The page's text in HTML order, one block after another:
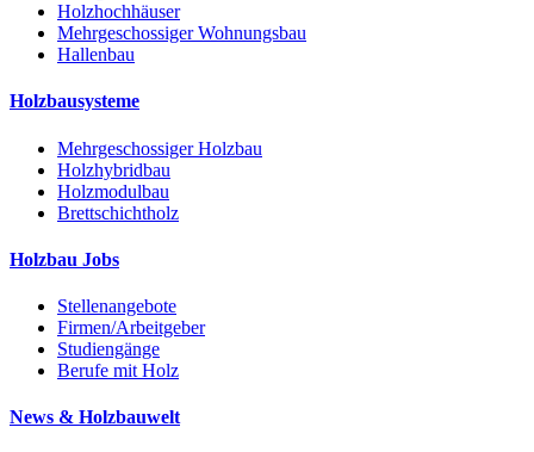
Holzhochhäuser
Mehrgeschossiger Wohnungsbau
Hallenbau
Holzbausysteme
Mehrgeschossiger Holzbau
Holzhybridbau
Holzmodulbau
Brettschichtholz
Holzbau Jobs
Stellenangebote
Firmen/Arbeitgeber
Studiengänge
Berufe mit Holz
News & Holzbauwelt